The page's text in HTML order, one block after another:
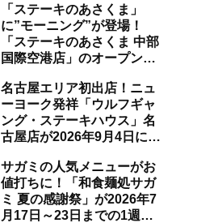
「ステーキのあさくま」
に”モーニング”が登場！
「ステーキのあさくま 中部
国際空港店」のオープン日
空港店舗ならではの注目サ
ービスは？【中部国際空
港】
名古屋エリア初出店！ニュ
ーヨーク発祥「ウルフギャ
ング・ステーキハウス」名
古屋店が2026年9月4日に
にオープン【伏見】
サガミの人気メニューがお
値打ちに！「和食麺処サガ
ミ 夏の感謝祭」が2026年7
月17日～23日までの1週間